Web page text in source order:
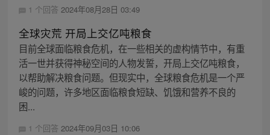
1 个回答 2024年08月28日 03:49
全球灾荒 开局上交亿吨粮食
目前全球面临粮食危机，在一些相关的虚构情节中，有重
活一世并获得神秘空间的人物发誓，开局上交亿吨粮食，
以帮助解决粮食问题。但现实中，全球粮食危机是一个严
峻的问题，许多地区面临粮食短缺、饥饿和营养不良的
困...
1 个回答 2024年09月03日 10:06